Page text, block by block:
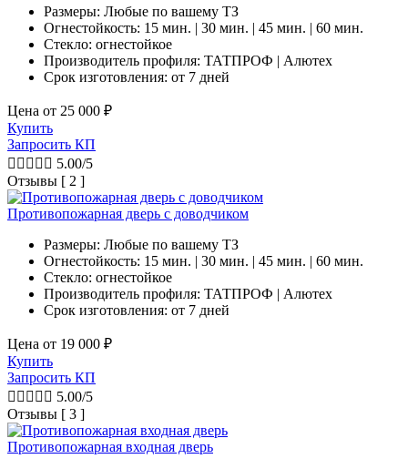
Размеры: Любые по вашему ТЗ
Огнестойкость: 15 мин. | 30 мин. | 45 мин. | 60 мин.
Стекло: огнестойкое
Производитель профиля: ТАТПРОФ | Алютех
Срок изготовления: от 7 дней
Цена от 25 000 ₽
Купить
Запросить КП
     5.00/5
Отзывы [ 2 ]
Противопожарная дверь с доводчиком
Размеры: Любые по вашему ТЗ
Огнестойкость: 15 мин. | 30 мин. | 45 мин. | 60 мин.
Стекло: огнестойкое
Производитель профиля: ТАТПРОФ | Алютех
Срок изготовления: от 7 дней
Цена от 19 000 ₽
Купить
Запросить КП
     5.00/5
Отзывы [ 3 ]
Противопожарная входная дверь